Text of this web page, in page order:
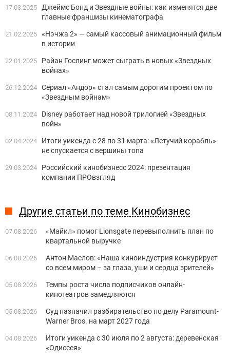
17.03.2025
Джеймс Бонд и Звездные войны: как изменятся две
главные франшизы кинематографа
21.02.2025 «Нэчжа 2» — самый кассовый анимационный фильм
в истории
22.01.2025
Райан Гослинг может сыграть в новых «Звездных
войнах»
26.12.2024 Сериал «Андор» стал самым дорогим проектом по
«Звездным войнам»
08.11.2024
Disney работает над новой трилогией «Звездных
войн»
02.04.2024
Итоги уикенда с 28 по 31 марта: «Летучий корабль»
не спускается с вершины топа
29.03.2024
Российский кинобизнесс 2024: презентация
компании ПРОвзгляд
Другие статьи по теме Кинобизнес
07.08.2026
«Майкл» помог Lionsgate перевыполнить план по
квартальной выручке
06.08.2026
Антон Маслов: «Наша киноиндустрия конкурирует
со всем миром – за глаза, уши и сердца зрителей»
05.08.2026
Темпы роста числа подписчиков онлайн-
кинотеатров замедляются
05.08.2026
Суд назначил разбирательство по делу Paramount-
Warner Bros. на март 2027 года
04.08.2026
Итоги уикенда с 30 июля по 2 августа: деревенская
«Одиссея»